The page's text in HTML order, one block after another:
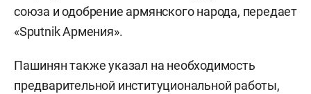
союза и одобрение армянского народа, передает
«Sputnik Армения».
Пашинян также указал на необходимость
предварительной институциональной работы,